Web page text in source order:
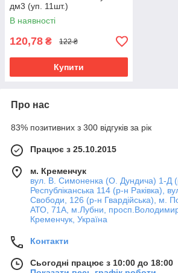
дм3 (уп. 11шт.)
В наявності
120,78 ₴ 122 ₴
Купити
Про нас
83% позитивних з 300 відгуків за рік
Працює з 25.10.2015
м. Кременчук
вул. В. Симоненка (О. Дундича) 1-Д
Республіканська 114 (р-н Раківка),
Свободи, 126 (р-н Гвардійська), м.
АТО, 71А, м.Лубни,
Кременчук, Україна
Контакти
Сьогодні працює з 10:00 до 18:00